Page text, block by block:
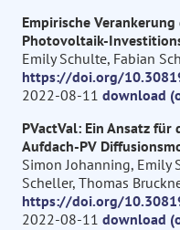
Empirische
Photovoltaik-
Emily Schulte, Fabian
https://doi.org/
2022-08-11 download
PVactVal: Ein Ansatz
Aufdach-PV
Simon Johanning, Emily
Scheller, Thomas
https://doi.org/
2022-08-11 download